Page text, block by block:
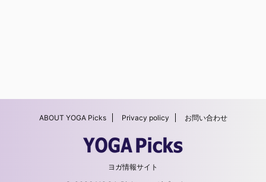
ABOUT YOGA Picks Privacy policy お問い合わせ
ヨガ情報サイト